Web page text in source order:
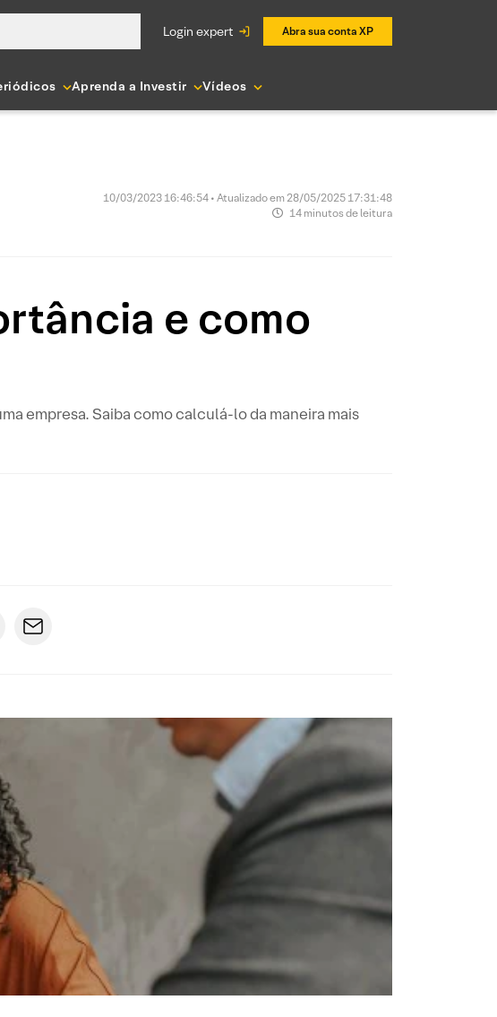
login expert Abra sua conta XP
Aprenda a Investir Vídeos
10/03/2023 16:46:54 • Atualizado em 28/05/2025 17:31:48
14 minutos de leitura
e como
empresa. Saiba como calculá-lo da maneira mais